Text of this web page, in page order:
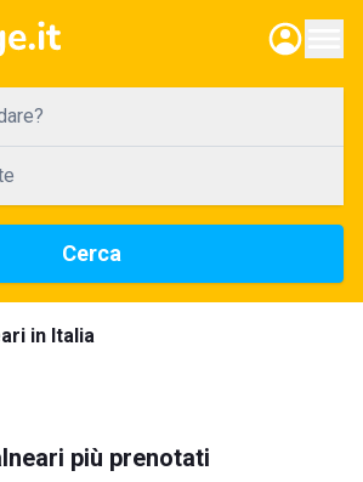
Cerca
in Italia
più prenotati